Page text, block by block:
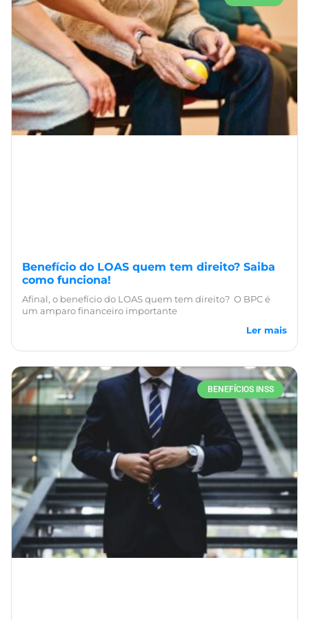
Benefício do LOAS quem tem direito? Saiba
como funciona!
Afinal, o benefício do LOAS quem tem direito? O BPC é
um amparo financeiro importante
Ler mais
BENEFÍCIOS INSS